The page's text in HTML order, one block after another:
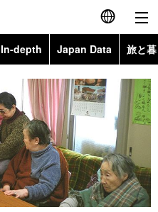
English
简体字
繁體字
Français
Español
In-depth Japan Data 旅と
Topics
Images
People
東京